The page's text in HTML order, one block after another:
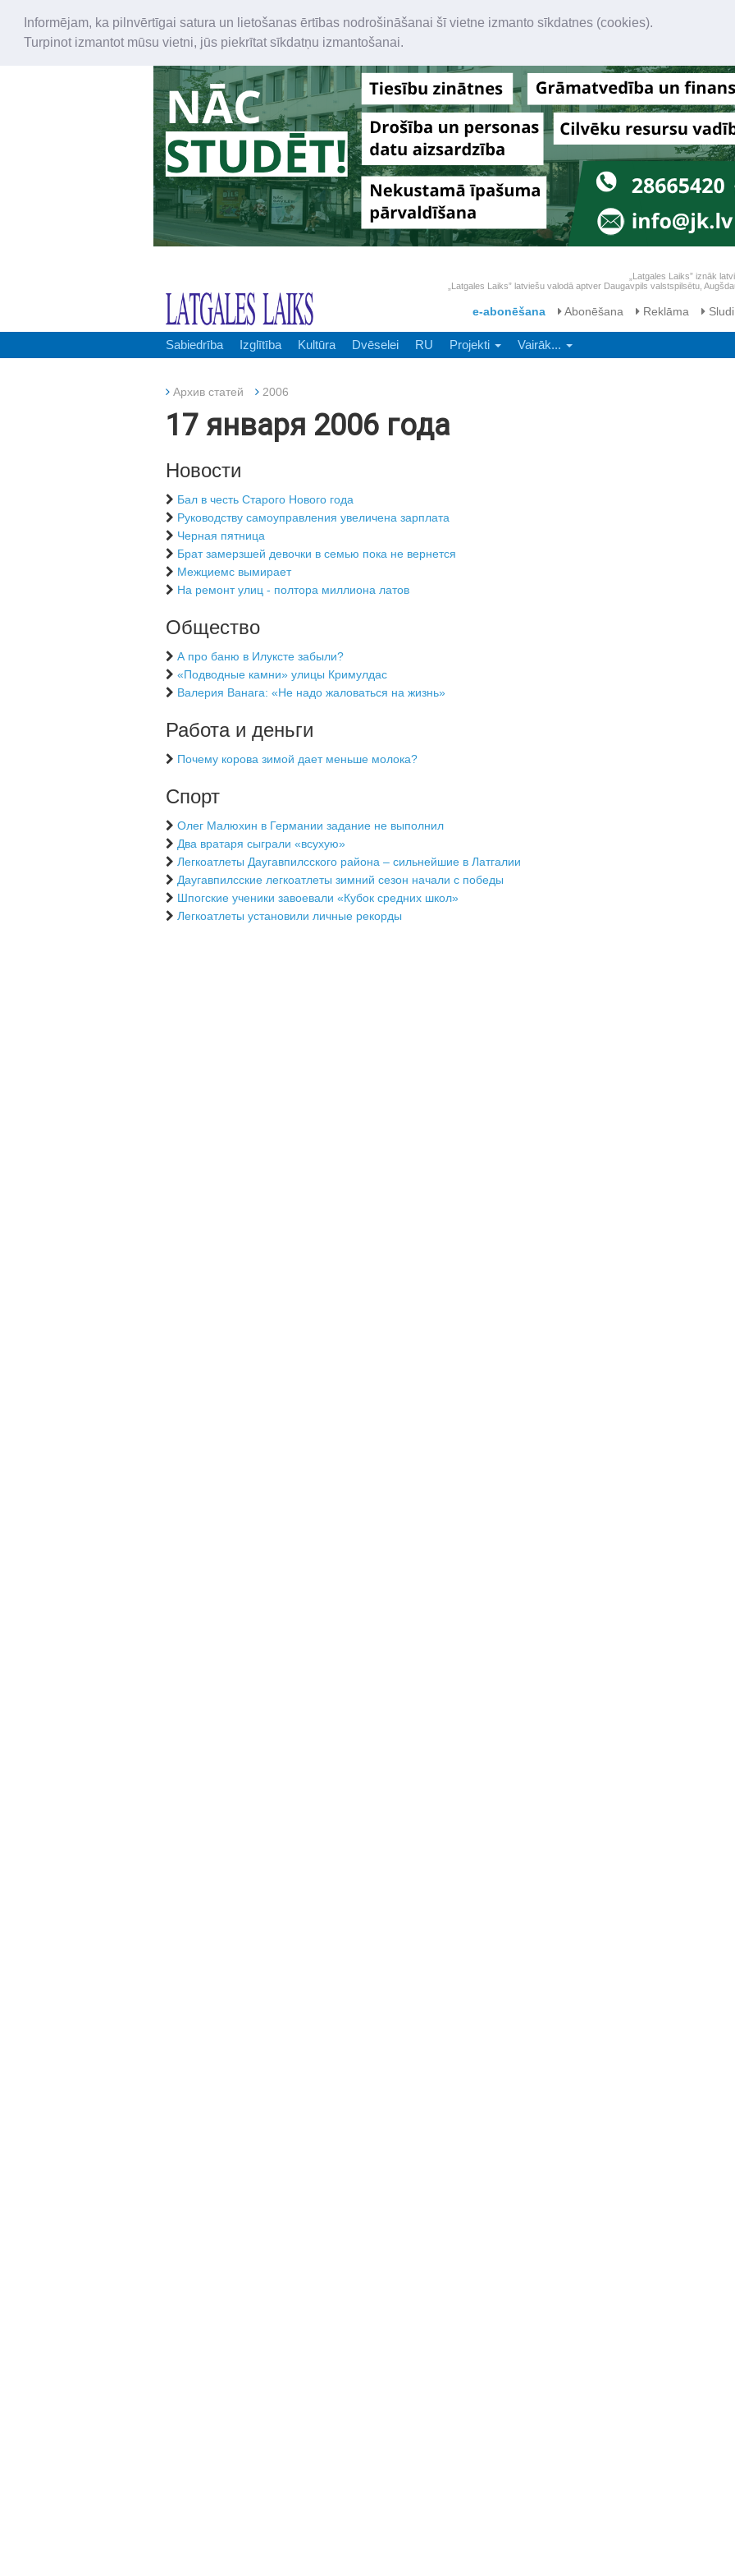
Informējam, ka pilnvērtīgai satura un lietošanas ērtības nodrošināšanai šī vietne izmanto sīkdatnes (cookies).
Turpinot izmantot mūsu vietni, jūs piekrītat sīkdatņu izmantošanai.
„Latgales Laiks” iznāk
„Latgales Laiks” latviešu valodā aptver Daugavpils valstspilsētu,
e-abonēšana Abonēšana Reklāma
Sabiedrība Izglītība Kultūra Dvēselei RU Projekti Vairāk...
Архив статей 2006
17 января 2006 года
Новости
Бал в честь Старого Нового года
Руководству самоуправления увеличена зарплата
Черная пятница
Брат замерзшей девочки в семью пока не вернется
Межциемс вымирает
На ремонт улиц - полтора миллиона латов
Общество
А про баню в Илуксте забыли?
«Подводные камни» улицы Кримулдас
Валерия Ванага: «Не надо жаловаться на жизнь»
Работа и деньги
Почему корова зимой дает меньше молока?
Спорт
Олег Малюхин в Германии задание не выполнил
Два вратаря сыграли «всухую»
Легкоатлеты Даугавпилсского района – сильнейшие в Латгалии
Даугавпилсские легкоатлеты зимний сезон начали с победы
Шпогские ученики завоевали «Кубок средних школ»
Легкоатлеты установили личные рекорды